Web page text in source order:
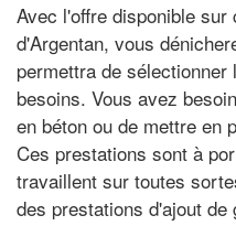
Avec l'offre disponible
d'Argentan, vous
permettra de
besoins. Vous avez
en béton ou de mettre en
Ces prestations sont à
travaillent sur toutes
des prestations d'ajout